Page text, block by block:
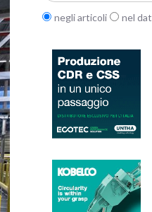
negli articoli nel